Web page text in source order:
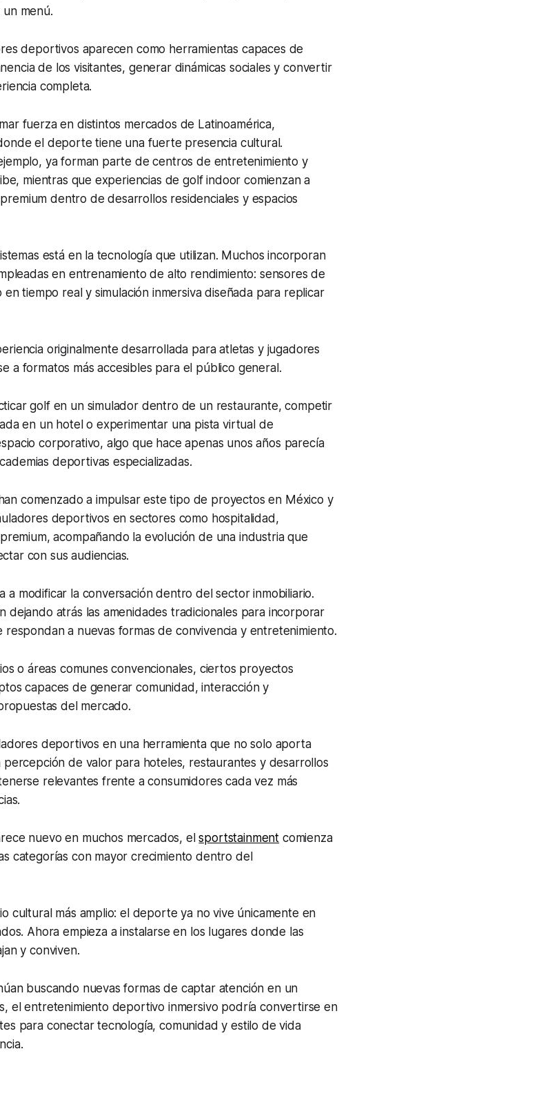
menú.
deportivos aparecen como herramientas capaces de
de los visitantes, generar dinámicas sociales y convertir
completa.
fuerza en distintos mercados de Latinoamérica,
el deporte tiene una fuerte presencia cultural.
ya forman parte de centros de entretenimiento y
mientras que experiencias de golf indoor comienzan a
dentro de desarrollos residenciales y espacios
está en la tecnología que utilizan. Muchos incorporan
en entrenamiento de alto rendimiento: sensores de
tiempo real y simulación inmersiva diseñada para replicar
originalmente desarrollada para atletas y jugadores
a formatos más accesibles para el público general.
golf en un simulador dentro de un restaurante, competir
en un hotel o experimentar una pista virtual de
corporativo, algo que hace apenas unos años parecía
deportivas especializadas.
han comenzado a impulsar este tipo de proyectos en México y
deportivos en sectores como hospitalidad,
acompañando la evolución de una industria que
con sus audiencias.
a modificar la conversación dentro del sector inmobiliario.
dejando atrás las amenidades tradicionales para incorporar
respondan a nuevas formas de convivencia y entretenimiento.
o áreas comunes convencionales, ciertos proyectos
capaces de generar comunidad, interacción y
del mercado.
deportivos en una herramienta que no solo aporta
de valor para hoteles, restaurantes y desarrollos
relevantes frente a consumidores cada vez más
nuevo en muchos mercados, elsportstainment comienza
categorías con mayor crecimiento dentro del
cultural más amplio: el deporte ya no vive únicamente en
Ahora empieza a instalarse en los lugares donde las
y conviven.
buscando nuevas formas de captar atención en un
el entretenimiento deportivo inmersivo podría convertirse en
para conectar tecnología, comunidad y estilo de vida